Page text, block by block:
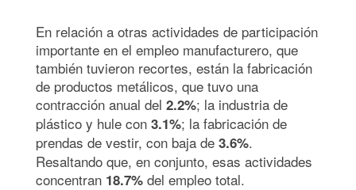
En relación a otras actividades de participación
importante en el empleo manufacturero, que
también tuvieron recortes, están la fabricación
de productos metálicos, que tuvo una
contracción anual del 2.2%; la industria de
plástico y hule con 3.1%; la fabricación de
prendas de vestir, con baja de 3.6%.
Resaltando que, en conjunto, esas actividades
concentran 18.7% del empleo total.